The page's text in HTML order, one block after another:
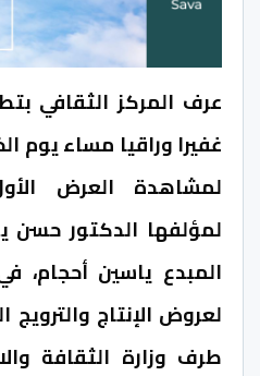
عرف المركز الثقافي
لمشاهدة العرض
لمؤلفها الدكتور حسن
المبدع ياسين أحجام،
لعروض الإنتاج
طرف وزارة الثقافة